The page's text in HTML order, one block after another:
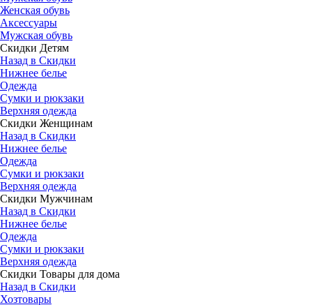
Женская обувь
Аксессуары
Мужская обувь
Скидки Детям
Назад в Скидки
Нижнее белье
Одежда
Сумки и рюкзаки
Верхняя одежда
Скидки Женщинам
Назад в Скидки
Нижнее белье
Одежда
Сумки и рюкзаки
Верхняя одежда
Скидки Мужчинам
Назад в Скидки
Нижнее белье
Одежда
Сумки и рюкзаки
Верхняя одежда
Скидки Товары для дома
Назад в Скидки
Хозтовары